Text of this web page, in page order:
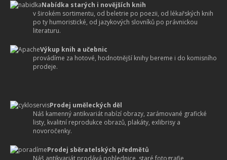
Nabídka starých i novějších knih
v širokém sortimentu, od beletrie po poezii, od lékařských knih
po ty humoristické, od jazykových slovníků po právnickou
literaturu.
Výkup knih a učebnic
provádíme za hotové, hodnotnější knihy bereme i do komisního
prodeje.
Prodej uměleckých děl
Náš kamenný antikvariát nabízí obrazy, zarámované grafické
listy, kvalitní reprodukce obrazů, plakáty, exlibrisy a
novoročenky.
Prodej sběratelských předmětů
Náš antikvariát prodává pohlednice, staré fotografie,